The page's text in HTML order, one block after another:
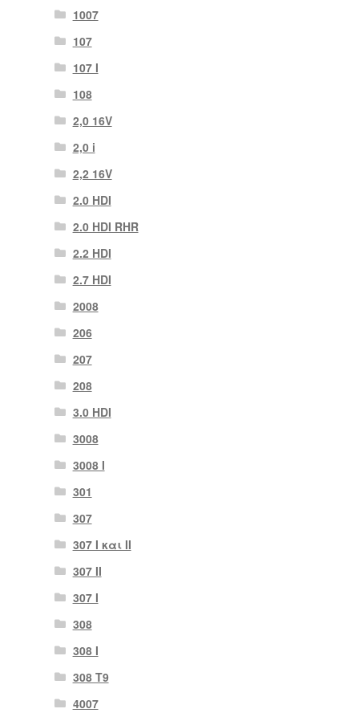
1007
107
107 Ι
108
2,0 16V
2,0 i
2,2 16V
2.0 HDI
2.0 HDI RHR
2.2 HDI
2.7 HDI
2008
206
207
208
3.0 HDI
3008
3008 Ι
301
307
307 I και II
307 II
307 Ι
308
308 Ι
308 Τ9
4007